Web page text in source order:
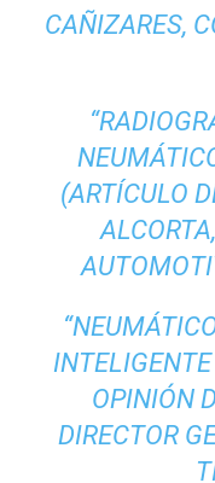
CAÑIZARES,
(ARTÍCULO
OPINIÓN
DIRECTOR